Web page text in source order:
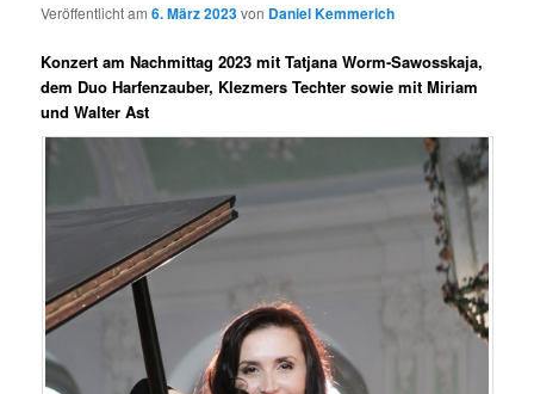
Veröffentlicht am6. März 2023von Daniel Kemmerich
Konzert am Nachmittag 2023 mit Tatjana Worm-Sawosskaja,
dem Duo Harfenzauber, Klezmers Techter sowie mit Miriam
und Walter Ast